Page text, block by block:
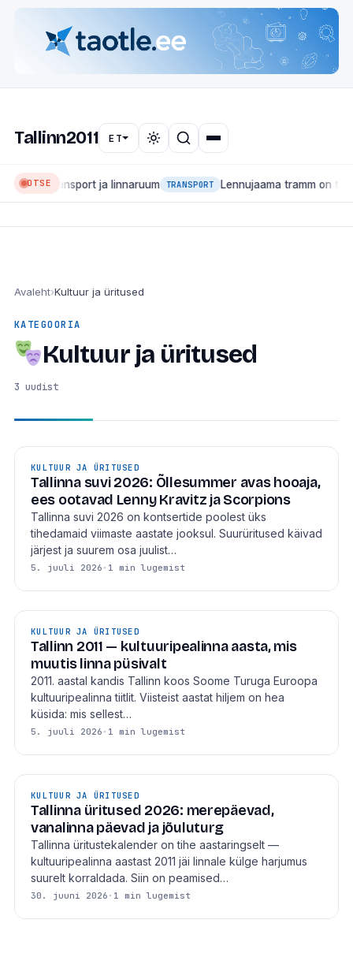
Tallinn2011 ET
OTSE
transport ja linnaruum TRANSPORT Lennujaama tramm on
Avaleht›Kultuur ja üritused
KATEGOORIA
Kultuur ja üritused
3 uudist
KULTUUR JA ÜRITUSED
Tallinna suvi 2026: Õllesummer avas hooaja,
ees ootavad Lenny Kravitz ja Scorpions
Tallinna suvi 2026 on kontsertide poolest üks
tihedamaid viimaste aastate jooksul. Suurüritused käivad
järjest ja suurem osa juulist…
5. juuli 2026 · 1 min lugemist
KULTUUR JA ÜRITUSED
Tallinn 2011 — kultuuripealinna aasta, mis
muutis linna püsivalt
2011. aastal kandis Tallinn koos Soome Turuga Euroopa
kultuuripealinna tiitlit. Viisteist aastat hiljem on hea
küsida: mis sellest…
5. juuli 2026 · 1 min lugemist
KULTUUR JA ÜRITUSED
Tallinna üritused 2026: merepäevad,
vanalinna päevad ja jõuluturg
Tallinna üritustekalender on tihe aastaringselt —
kultuuripealinna aastast 2011 jäi linnale külge harjumus
suurelt korraldada. Siin on peamised…
30. juuni 2026 · 1 min lugemist